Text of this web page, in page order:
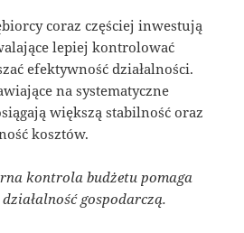
coraz częściej inwestują
lepiej kontrolować
efektywność działalności.
na systematyczne
większą stabilność oraz
kosztów.
kontrola budżetu pomaga
gospodarczą.